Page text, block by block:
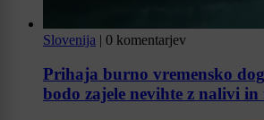
Slovenija | 0 komentarjev
Prihaja burno vremensko
bodo zajele nevihte z nalivi in